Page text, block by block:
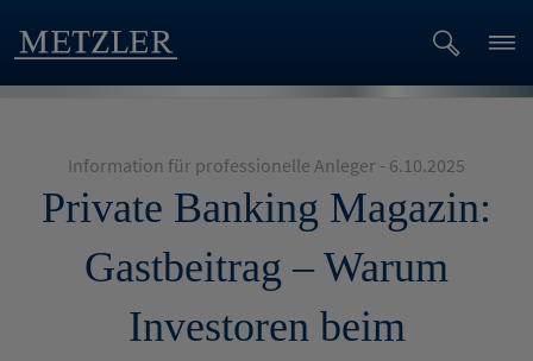
Information für professionelle Anleger - 6.10.2025
Private Banking Magazin:
Gastbeitrag – Warum
Investoren beim